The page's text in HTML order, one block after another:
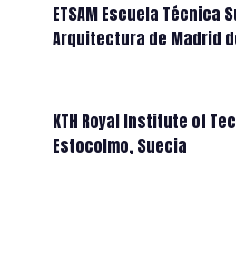
ETSAM Escuela Técnica
Arquitectura de Madrid
KTH Royal Institute of
Estocolmo, Suecia